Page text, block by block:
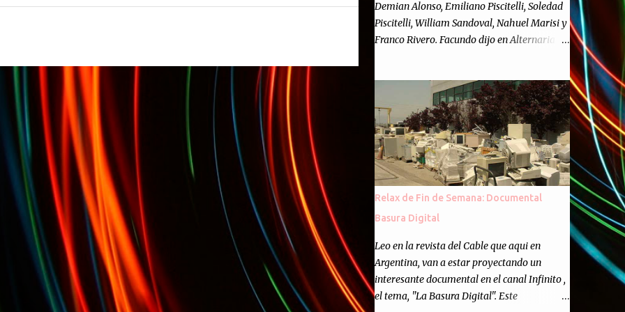
Demian Alonso, Emiliano Piscitelli, Soledad
Piscitelli, William Sandoval, Nahuel Marisi y
Franco Rivero. Facundo dijo en Alternaria :
Cincuenta ocasiones para ponernos en
contacto con ustedes y contarles las noticias
de tecnología más importantes, desde
nuestra propia óptica: un punto de vista
independiente e informal.Para festejarlo, se
nos ocurrió que estemos todos juntos; y
cuando digo "todos" me refiero a toda la
semanario como panelista, y a ustedes. Por
eso se nos ocurrió la idea de emitir video en
vivo. La tarea no fué facil, hubo que
coordinar horarios, preparar el estudio,
configurar muchos programejos y hacer
Relax de Fin de Semana: Documental
Basura Digital
Leo en la revista del Cable que aqui en
Argentina, van a estar proyectando un
interesante documental en el canal Infinito ,
el tema, "La Basura Digital". Este